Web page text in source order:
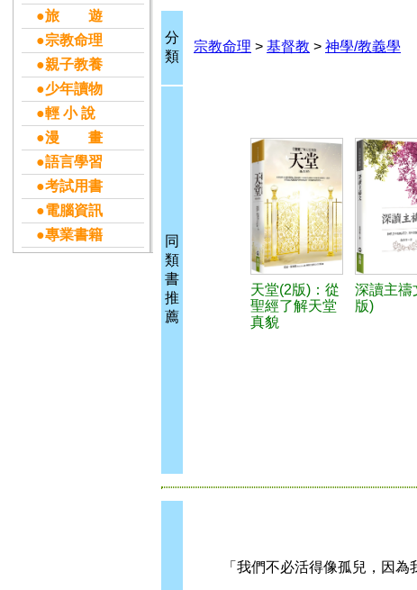
●旅 遊
●宗教命理
●親子教養
●少年讀物
●輕 小 說
●漫 畫
●語言學習
●考試用書
●電腦資訊
●專業書籍
分
類
宗教命理 > 基督教 > 神學/教義學
同
類
書
推
薦
天堂(2版)：從
聖經了解天堂
真貌
深讀主禱
版)
「我們不必活得像孤兒，因為我